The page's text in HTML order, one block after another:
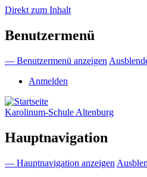
Direkt zum Inhalt
Benutzermenü
— Benutzermenü anzeigen
Anmelden
Karolinum-Schule Altenburg
Hauptnavigation
— Hauptnavigation anzeigen